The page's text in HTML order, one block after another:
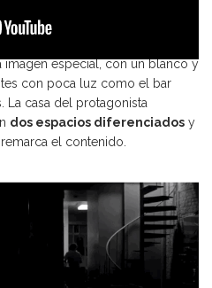
imagen especial, con un blanco y
con poca luz como el bar
La casa del protagonista
dos espacios diferenciados y
el contenido.